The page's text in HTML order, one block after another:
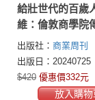
給壯世代的百歲
維：倫敦商學院
年歲、財務安全
足的人生必修課
出版社： 商業周刊
出版日：20240725
$420 優惠價332元
放入購物